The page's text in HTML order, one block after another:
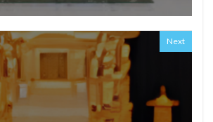
Next